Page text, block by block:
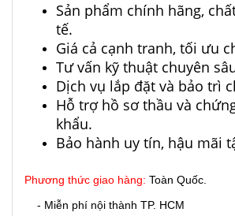
Sản phẩm chính hãng,
tế.
Giá cả cạnh tranh, tối ưu
Tư vấn kỹ thuật chuyên
Dịch vụ lắp đặt và bảo trì
Hỗ trợ hồ sơ thầu và
khẩu.
Bảo hành uy tín, hậu mãi
Phương thức giao hàng: Toàn Quốc.
- Miễn phí nội thành TP. HCM